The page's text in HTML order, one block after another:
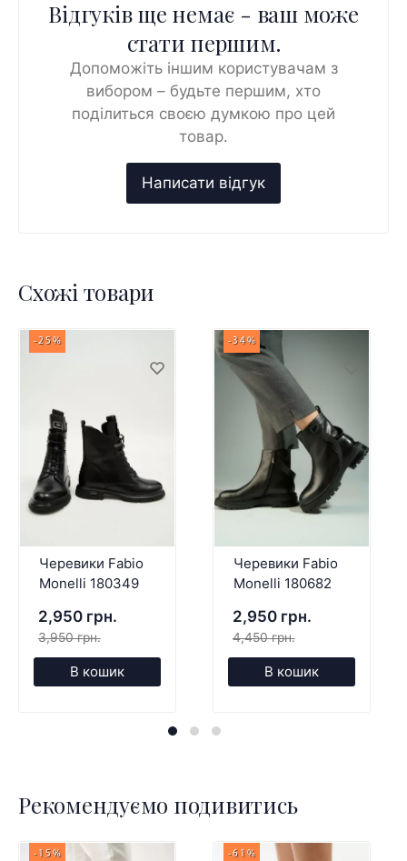
Відгуків ще немає - ваш може
стати першим.
Допоможіть іншим користувачам з
вибором – будьте першим, хто
поділиться своєю думкою про цей
товар.
Схожі товари
-25%
Черевики Fabio
Monelli 180349
2,950 грн.
3,950 грн.
В кошик
-34%
Черевики Fabio
Monelli 180682
2,950 грн.
4,450 грн.
В кошик
Рекомендуємо подивитись
-15% -61%